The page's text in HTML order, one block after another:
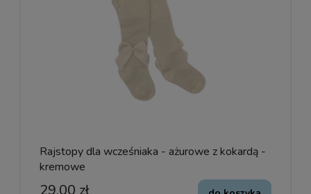
Rajstopy dla wcześniaka - ażurowe z kokardą -
kremowe